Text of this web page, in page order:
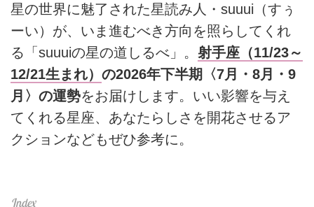
星の世界に魅了された星読み人・suuui（すぅ
ーい）が、いま進むべき方向を照らしてくれ
る「suuuiの星の道しるべ」。 射手座（11/23～
12/21生まれ） の2026年下半期〈7月・8月・9
月〉の運勢をお届けします。いい影響を与え
てくれる星座、あなたらしさを開花させるア
クションなどもぜひ参考に。